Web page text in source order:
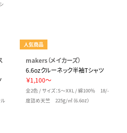
人気商品
makers（メイカーズ）
6.6ozクルーネック半袖Tシャツ
￥1,100～
全2色 / サイズ：S～XXL / 綿100％ 18/-
度詰め天竺 225g/㎡（6.6oz）